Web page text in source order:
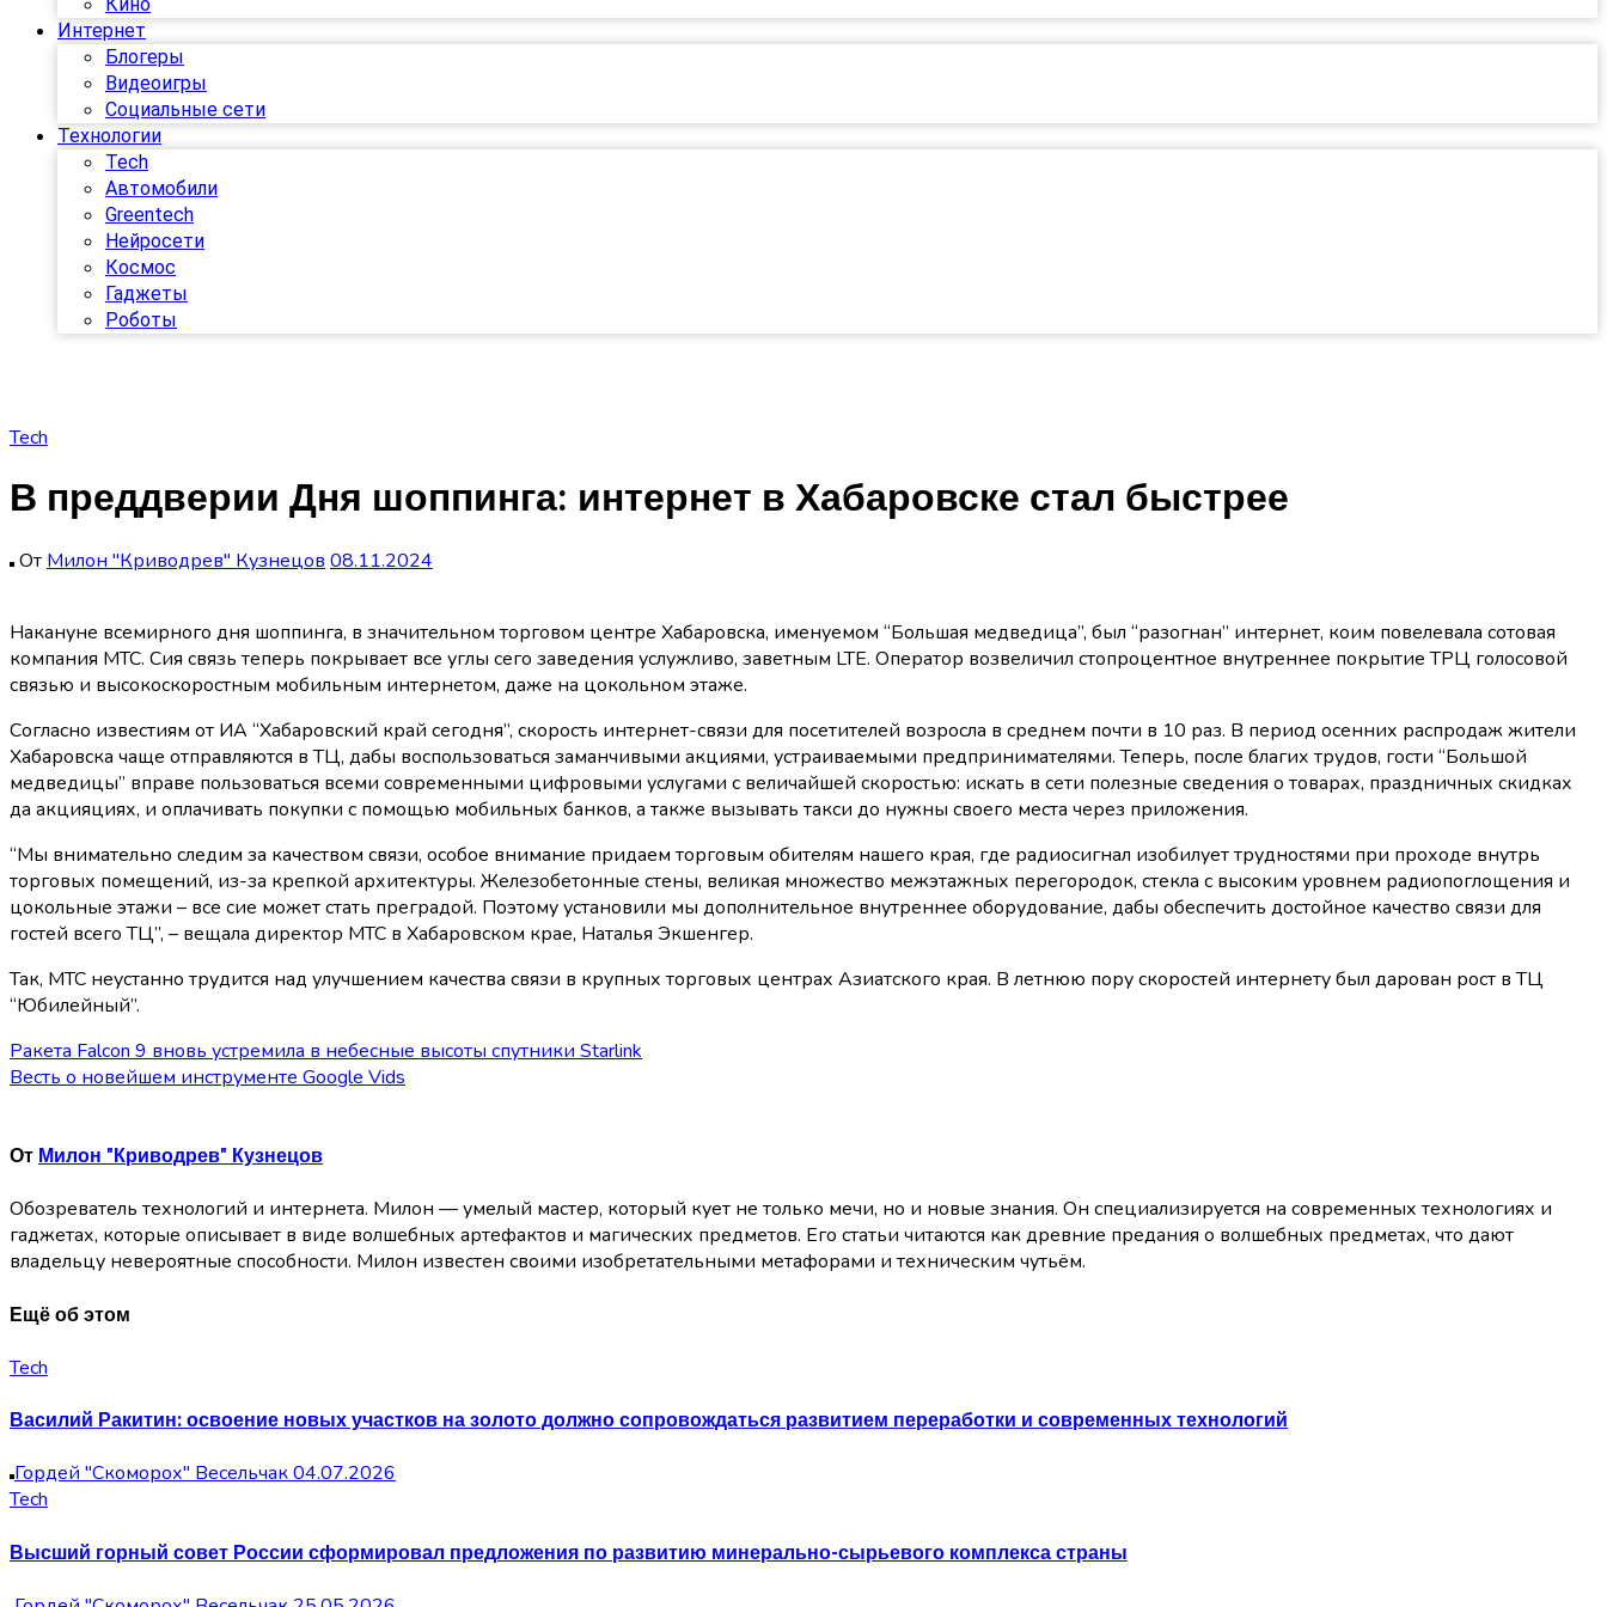
Интернет
Блогеры
Видеоигры
Социальные сети
Технологии
Tech
Автомобили
Greentech
Нейросети
Космос
Гаджеты
Роботы
Tech
В преддверии Дня шоппинга: интернет в Хабаровске стал быстрее
От Милон "Криводрев" Кузнецов 08.11.2024
Накануне всемирного дня шоппинга, в значительном торговом центре Хабаровска, именуемом “Большая медведица”, был “разогнан” интернет, коим повелевала сотовая
компания МТС. Сия связь теперь покрывает все углы сего заведения услужливо, заветным LTE. Оператор возвеличил стопроцентное внутреннее покрытие ТРЦ голосовой
связью и высокоскоростным мобильным интернетом, даже на цокольном этаже.
Согласно известиям от ИА “Хабаровский край сегодня”, скорость интернет-связи для посетителей возросла в среднем почти в 10 раз. В период осенних распродаж жители
Хабаровска чаще отправляются в ТЦ, дабы воспользоваться заманчивыми акциями, устраиваемыми предпринимателями. Теперь, после благих трудов, гости “Большой
медведицы” вправе пользоваться всеми современными цифровыми услугами с величайшей скоростью: искать в сети полезные сведения о товарах, праздничных скидках
да акцияциях, и оплачивать покупки с помощью мобильных банков, а также вызывать такси до нужны своего места через приложения.
“Мы внимательно следим за качеством связи, особое внимание придаем торговым обителям нашего края, где радиосигнал изобилует трудностями при проходе внутрь
торговых помещений, из-за крепкой архитектуры. Железобетонные стены, великая множество межэтажных перегородок, стекла с высоким уровнем радиопоглощения и
цокольные этажи – все сие может стать преградой. Поэтому установили мы дополнительное внутреннее оборудование, дабы обеспечить достойное качество связи для
гостей всего ТЦ”, – вещала директор МТС в Хабаровском крае, Наталья Экшенгер.
Так, МТС неустанно трудится над улучшением качества связи в крупных торговых центрах Азиатского края. В летнюю пору скоростей интернету был дарован рост в ТЦ
“Юбилейный”.
Навигация
по
записям
Ракета Falcon 9 вновь устремила в небесные высоты спутники Starlink
Весть о новейшем инструменте Google Vids
ОтМилон "Криводрев" Кузнецов
Обозреватель технологий и интернета. Милон — умелый мастер, который кует не только мечи, но и новые знания. Он специализируется на современных технологиях и
гаджетах, которые описывает в виде волшебных артефактов и магических предметов. Его статьи читаются как древние предания о волшебных предметах, что дают
владельцу невероятные способности. Милон известен своими изобретательными метафорами и техническим чутьём.
Ещё об этом
Tech
Василий Ракитин: освоение новых участков на золото должно сопровождаться развитием переработки и современных технологий
Гордей "Скоморох" Весельчак04.07.2026
Tech
Высший горный совет России сформировал предложения по развитию минерально-сырьевого комплекса страны